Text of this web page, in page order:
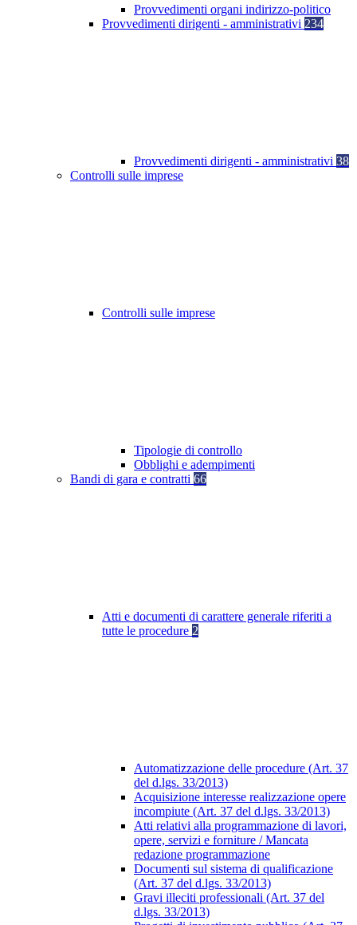
Provvedimenti organi indirizzo-politico
Provvedimenti dirigenti - amministrativi 234
Provvedimenti dirigenti - amministrativi 38
Controlli sulle imprese
Controlli sulle imprese
Tipologie di controllo
Obblighi e adempimenti
Bandi di gara e contratti 66
Atti e documenti di carattere generale riferiti a
tutte le procedure 2
Automatizzazione delle procedure (Art. 37
del d.lgs. 33/2013)
Acquisizione interesse realizzazione opere
incompiute (Art. 37 del d.lgs. 33/2013)
Atti relativi alla programmazione di lavori,
opere, servizi e forniture / Mancata
redazione programmazione
Documenti sul sistema di qualificazione
(Art. 37 del d.lgs. 33/2013)
Gravi illeciti professionali (Art. 37 del
d.lgs. 33/2013)